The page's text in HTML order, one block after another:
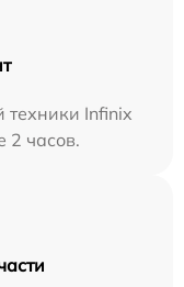
техники Infinix
2 часов.